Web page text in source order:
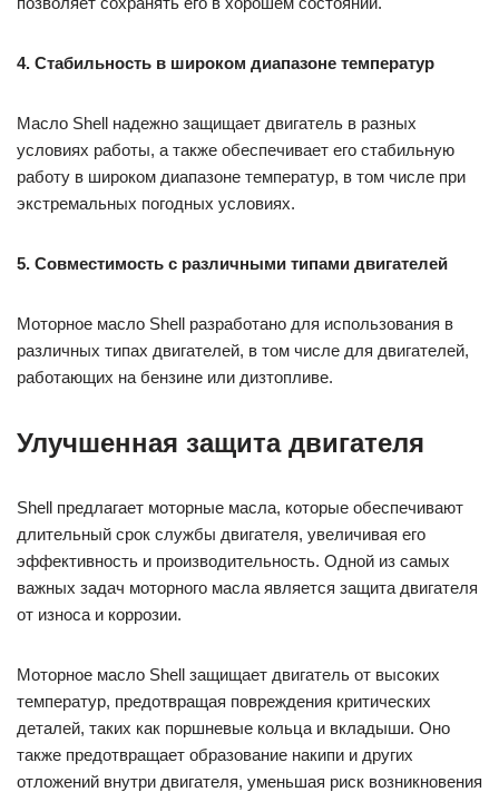
4. Стабильность в широком диапазоне температур
Масло Shell надежно защищает двигатель в разных
условиях работы, а также обеспечивает его стабильную
работу в широком диапазоне температур, в том числе при
экстремальных погодных условиях.
5. Совместимость с различными типами двигателей
Моторное масло Shell разработано для использования в
различных типах двигателей, в том числе для двигателей,
работающих на бензине или дизтопливе.
Улучшенная защита двигателя
Shell предлагает моторные масла, которые обеспечивают
длительный срок службы двигателя, увеличивая его
эффективность и производительность. Одной из самых
важных задач моторного масла является защита двигателя
от износа и коррозии.
Моторное масло Shell защищает двигатель от высоких
температур, предотвращая повреждения критических
деталей, таких как поршневые кольца и вкладыши. Оно
также предотвращает образование накипи и других
отложений внутри двигателя, уменьшая риск возникновения